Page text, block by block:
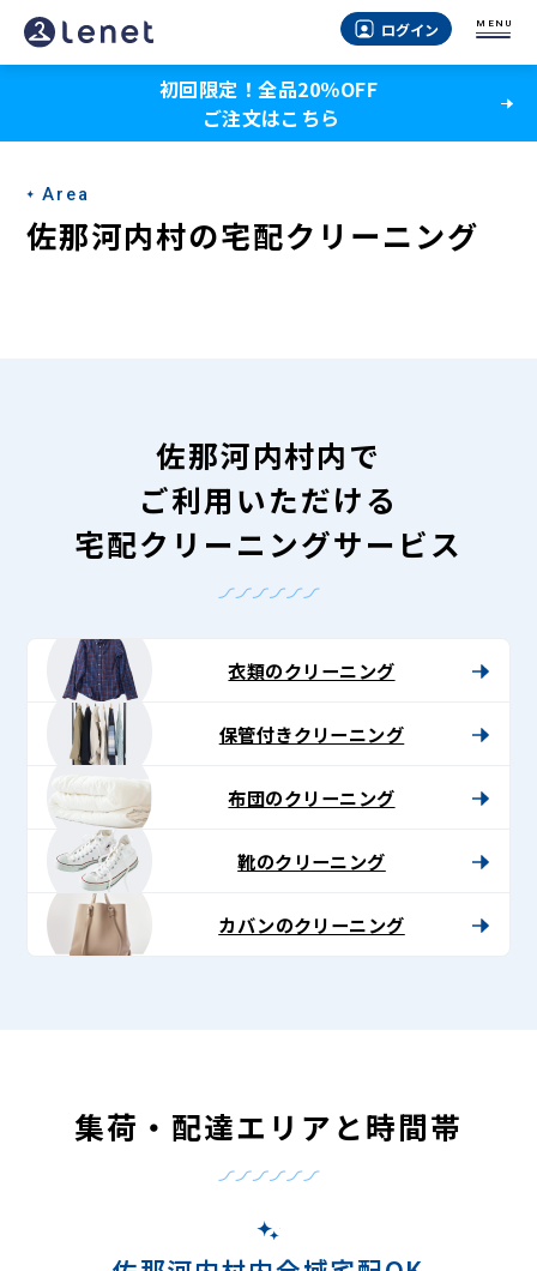
佐
那
内
村
の
Lenet〈リ
ト〉
ログイン MENU
初回限定！全品20％OFF
ご注文はこちら
Area
佐那河内村の宅配クリーニング
佐那河内村内で
ご利用いただける
宅配クリーニングサービス
衣類のクリーニング
保管付きクリーニング
布団のクリーニング
靴のクリーニング
カバンのクリーニング
集荷・配達エリアと時間帯